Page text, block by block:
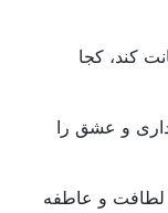
کند، کجا
و عشق را
لطافت و عاطفه